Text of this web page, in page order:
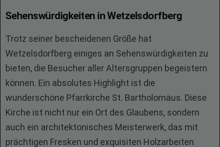
Sehenswürdigkeiten in Wetzelsdorfberg
Trotz seiner bescheidenen Größe hat
Wetzelsdorfberg einiges an Sehenswürdigkeiten zu
bieten, die Besucher aller Altersgruppen begeistern
können. Ein absolutes Highlight ist die
wunderschöne Pfarrkirche St. Bartholomäus. Diese
Kirche ist nicht nur ein Ort des Glaubens, sondern
auch ein architektonisches Meisterwerk, das mit
prächtigen Fresken und exquisiten Holzarbeiten